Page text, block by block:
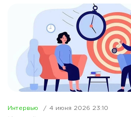
Интервью 4 июня 2026 23:10